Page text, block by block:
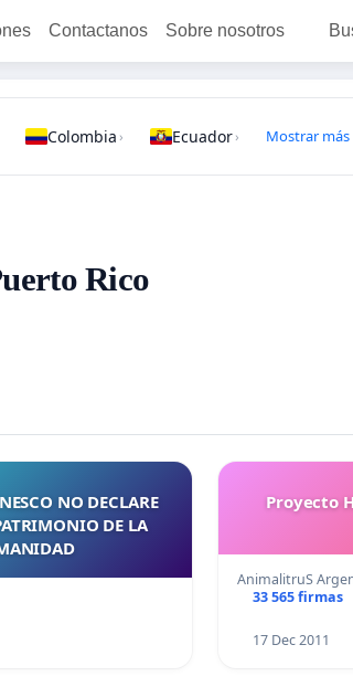
Contactanos Sobre nosotros
Colombia › Ecuador› Mostrar más
Rico
NO DECLARE
DE LA
Proyecto
AnimalitruS
33 565 firmas
17 Dec 2011